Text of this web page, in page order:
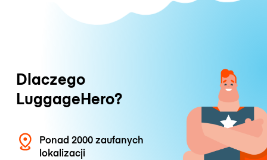
Dlaczego
LuggageHero?
Ponad 2000 zaufanych
lokalizacji